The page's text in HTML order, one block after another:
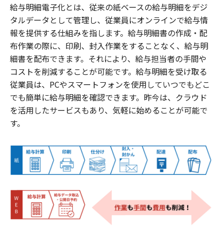
給与明細電子化とは、従来の紙ベースの給与明細をデジ
タルデータとして管理し、従業員にオンラインで給与情
報を提供する仕組みを指します。給与明細書の作成・配
布作業の際に、印刷、封入作業をすることなく、給与明
細書を配布できます。それにより、給与担当者の手間や
コストを削減することが可能です。給与明細を受け取る
従業員は、PCやスマートフォンを使用していつでもどこ
でも簡単に給与明細を確認できます。昨今は、クラウド
を活用したサービスもあり、気軽に始めることが可能で
す。